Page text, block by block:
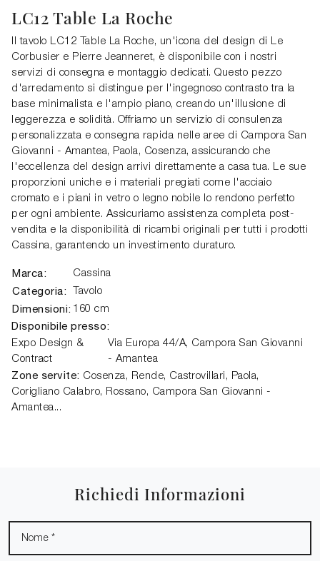
LC12 Table La Roche
Il tavolo LC12 Table La Roche, un'icona del design di Le
Corbusier e Pierre Jeanneret, è disponibile con i nostri
servizi di consegna e montaggio dedicati. Questo pezzo
d'arredamento si distingue per l'ingegnoso contrasto tra la
base minimalista e l'ampio piano, creando un'illusione di
leggerezza e solidità. Offriamo un servizio di consulenza
personalizzata e consegna rapida nelle aree di Campora San
Giovanni - Amantea, Paola, Cosenza, assicurando che
l'eccellenza del design arrivi direttamente a casa tua. Le sue
proporzioni uniche e i materiali pregiati come l'acciaio
cromato e i piani in vetro o legno nobile lo rendono perfetto
per ogni ambiente. Assicuriamo assistenza completa post-
vendita e la disponibilità di ricambi originali per tutti i prodotti
Cassina, garantendo un investimento duraturo.
Marca: Cassina
Categoria: Tavolo
Dimensioni: 160 cm
Disponibile presso:
Expo Design &
Contract
Via Europa 44/A, Campora San Giovanni
- Amantea
Zone servite: Cosenza, Rende, Castrovillari, Paola,
Corigliano Calabro, Rossano, Campora San Giovanni -
Amantea...
Richiedi Informazioni